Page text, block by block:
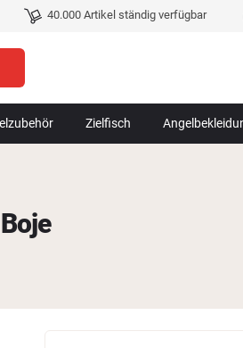
40.000 Artikel ständig verfügbar
Zielfisch